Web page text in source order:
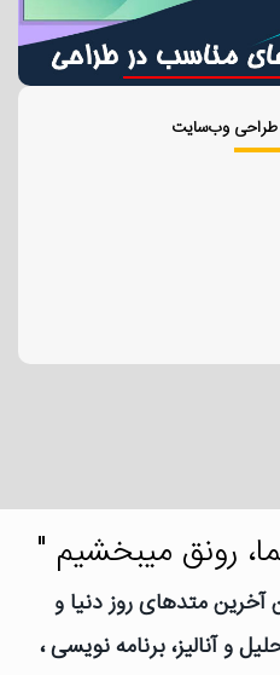
طراحی وب‌سایت
رونق میبخشیم "
آخرین متدهای روز دنیا و
و آنالیز، برنامه نویسی ،